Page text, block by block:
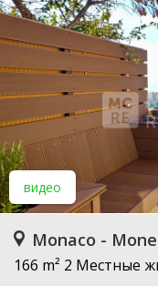
видео
Monaco -
166 m² 2 Местные